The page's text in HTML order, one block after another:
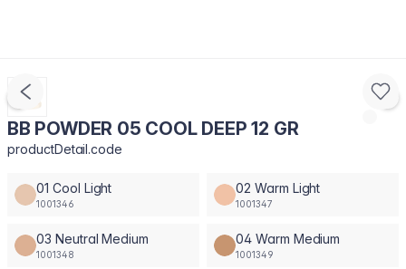
BB POWDER 05 COOL DEEP 12 GR
productDetail.code
01 Cool Light
1001346
02 Warm Light
1001347
03 Neutral Medium
1001348
04 Warm Medium
1001349